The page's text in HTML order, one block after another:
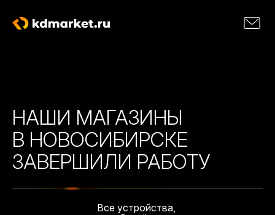
НАШИ МАГАЗИНЫ
В НОВОСИБИРСКЕ
ЗАВЕРШИЛИ РАБОТУ
Все устройства,